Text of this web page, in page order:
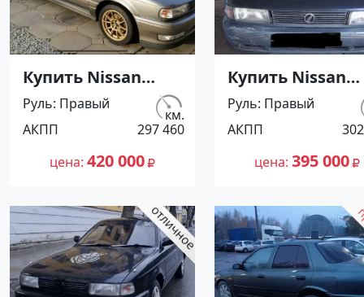
Купить Nissan
Sunny '1991 АКПП
(1400/75 л.с.)
Бензин инжектор
Воронежская цвет
Серый Седан по
рублей,
объявление
№27501 на сайте
Авторынок23
км.
297 460
Руль Правый
АКПП
цена 420 000
Купить Nissan
Sunny '1991
(1400/75 л.с.)
Бензин
Кореновск цвет
Серый Седан по
рублей,
объявление
№27500 на
Авторынок23
Руль Правый
АКПП
цена 395 000